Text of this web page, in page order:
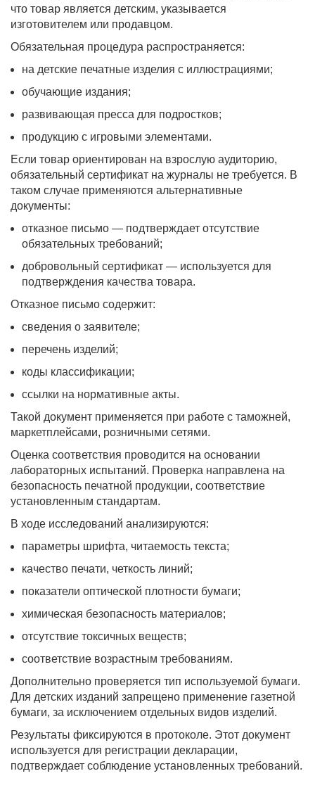
что товар является детским, указывается
изготовителем или продавцом.
Обязательная процедура распространяется:
на детские печатные изделия с иллюстрациями;
обучающие издания;
развивающая пресса для подростков;
продукцию с игровыми элементами.
Если товар ориентирован на взрослую аудиторию,
обязательный сертификат на журналы не требуется. В
таком случае применяются альтернативные
документы:
отказное письмо — подтверждает отсутствие
обязательных требований;
добровольный сертификат — используется для
подтверждения качества товара.
Отказное письмо содержит:
сведения о заявителе;
перечень изделий;
коды классификации;
ссылки на нормативные акты.
Такой документ применяется при работе с таможней,
маркетплейсами, розничными сетями.
Оценка соответствия проводится на основании
лабораторных испытаний. Проверка направлена на
безопасность печатной продукции, соответствие
установленным стандартам.
В ходе исследований анализируются:
параметры шрифта, читаемость текста;
качество печати, четкость линий;
показатели оптической плотности бумаги;
химическая безопасность материалов;
отсутствие токсичных веществ;
соответствие возрастным требованиям.
Дополнительно проверяется тип используемой бумаги.
Для детских изданий запрещено применение газетной
бумаги, за исключением отдельных видов изделий.
Результаты фиксируются в протоколе. Этот документ
используется для регистрации декларации,
подтверждает соблюдение установленных требований.